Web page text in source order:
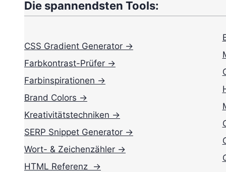
Die spannendsten Tools:
CSS Gradient Generator →
Farbkontrast-Prüfer →
Farbinspirationen →
Brand Colors →
Kreativitätstechniken →
SERP Snippet Generator →
Wort- & Zeichenzähler →
HTML Referenz →